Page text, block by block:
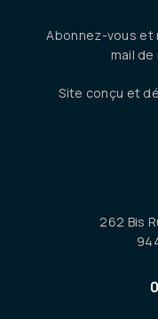
Abonnez-vous et
mail
Site conçu et
262 Bis